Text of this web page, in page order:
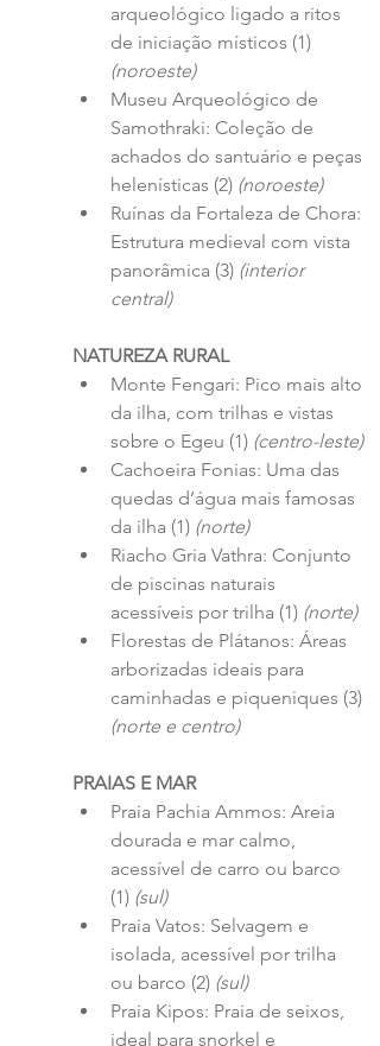
arqueológico ligado a ritos
de iniciação místicos (1)
(noroeste)
Museu Arqueológico de
Samothraki: Coleção de
achados do santuário e peças
helenísticas (2) (noroeste)
Ruínas da Fortaleza de Chora:
Estrutura medieval com vista
panorâmica (3) (interior
central)
NATUREZA RURAL
Monte Fengari: Pico mais alto
da ilha, com trilhas e vistas
sobre o Egeu (1) (centro-leste)
Cachoeira Fonias: Uma das
quedas d’água mais famosas
da ilha (1) (norte)
Riacho Gria Vathra: Conjunto
de piscinas naturais
acessíveis por trilha (1) (norte)
Florestas de Plátanos: Áreas
arborizadas ideais para
caminhadas e piqueniques (3)
(norte e centro)
PRAIAS E MAR
Praia Pachia Ammos: Areia
dourada e mar calmo,
acessível de carro ou barco
(1) (sul)
Praia Vatos: Selvagem e
isolada, acessível por trilha
ou barco (2) (sul)
Praia Kipos: Praia de seixos,
ideal para snorkel e